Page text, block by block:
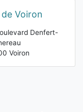
de Voiron
Denfert-
Voiron